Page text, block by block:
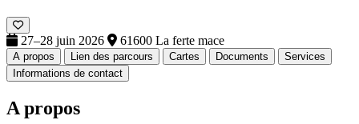
27–28 juin 2026 61600 La ferte mace
A propos Lien des parcours Cartes Documents
Services
Informations de contact
A propos